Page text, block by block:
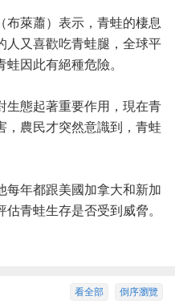
布萊蕭）表示，青蛙的棲息
人又喜歡吃青蛙腿，全球平
因此有絕種危險。
生態起著重要作用，現在青
，農民才突然意識到，青蛙
每年都跟美國 加拿大和新加
青蛙生存是否受到威脅。
倒序瀏覽
看全部